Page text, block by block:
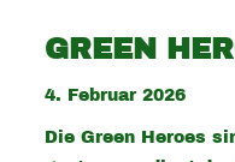
GREEN
4. Februar 2026
Die Green Heroes